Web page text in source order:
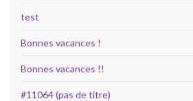
test
Bonnes vacances !
Bonnes vacances !!
#11064 (pas de titre)